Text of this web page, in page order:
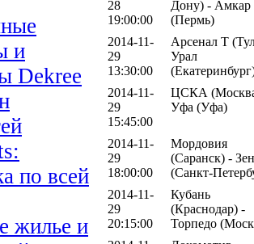
и
Dekree
по всей
жилье и
28
19:00:00
Дону) - Амкар
(Пермь)
2014-11-
29
13:30:00
Арсенал Т
Урал
2014-11-
29
15:45:00
ЦСКА
Уфа (Уфа)
2014-11-
29
18:00:00
Мордовия
(Саранск) -
(Санкт-
2014-11-
29
20:15:00
Кубань
(Краснодар) -
Торпедо